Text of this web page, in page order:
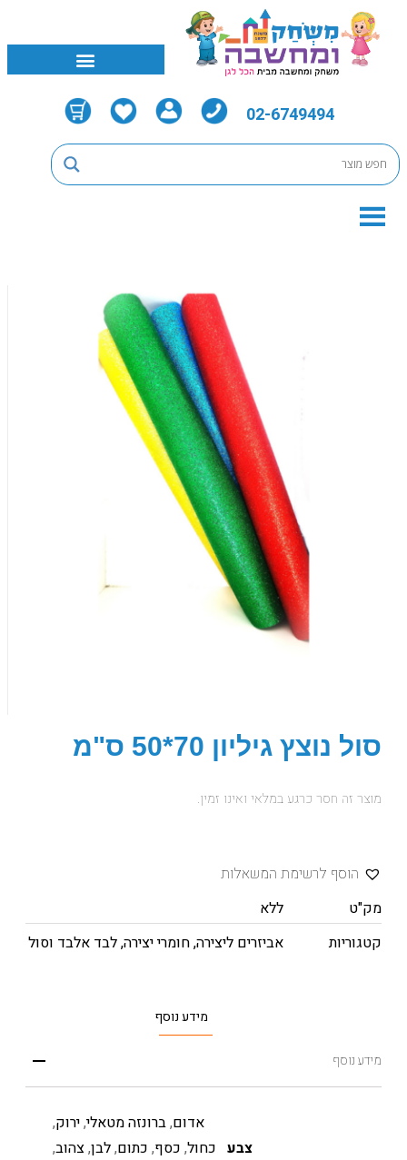
02-6749494
סול נוצץ גיליון 70*50 ס"מ
מוצר זה חסר כרגע במלאי ואינו זמין.
הוסף לרשימת המשאלות
מק"ט
ללא
קטגוריות
אביזרים ליצירה,חומרי יצירה,לבד אלבד וסול
מידע נוסף
מידע נוסף
צבע
אדום,ברונזה מטאלי,ירוק,
כחול, כסף, כתום,לבן,צהוב,